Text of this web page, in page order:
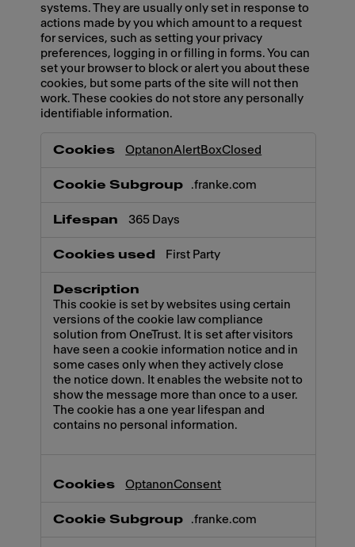
systems. They are usually only set in response to
actions made by you which amount to a request
for services, such as setting your privacy
preferences, logging in or filling in forms. You can
set your browser to block or alert you about these
cookies, but some parts of the site will not then
work. These cookies do not store any personally
identifiable information.
OptanonAlertBoxClosed
.franke.com
365 Days
First Party
This cookie is set by websites using certain
versions of the cookie law compliance
solution from OneTrust. It is set after visitors
have seen a cookie information notice and in
some cases only when they actively close
the notice down. It enables the website not to
show the message more than once to a user.
The cookie has a one year lifespan and
contains no personal information.
OptanonConsent
.franke.com